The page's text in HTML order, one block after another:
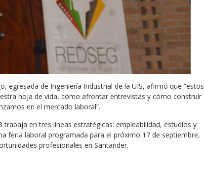
egresada de Ingeniería Industrial de la UIS, afirmó que “estos
hoja de vida, cómo afrontar entrevistas y cómo construir
en el mercado laboral”.
trabaja en tres líneas estratégicas: empleabilidad, estudios y
feria laboral programada para el próximo 17 de septiembre,
profesionales en Santander.